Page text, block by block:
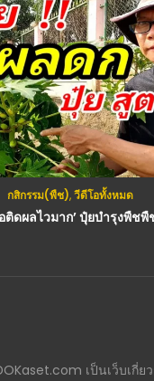
กสิกรรม(พืช),วีดีโอทั้งหมด
เป็นเว็บเกี่ย